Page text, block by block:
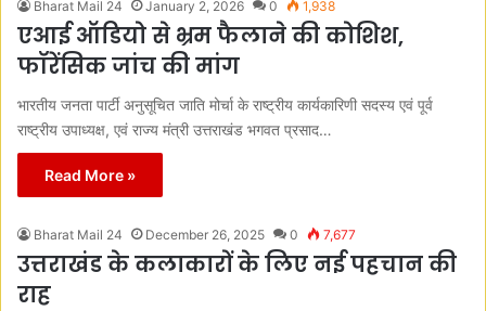
Bharat Mail 24 January 2, 2026 0 1,938
एआई ऑडियो से भ्रम फैलाने की कोशिश,
फॉरेंसिक जांच की मांग
भारतीय जनता पार्टी अनुसूचित जाति मोर्चा के राष्ट्रीय कार्यकारिणी सदस्य एवं पूर्व
राष्ट्रीय उपाध्यक्ष, एवं राज्य मंत्री उत्तराखंड भगवत प्रसाद…
Read More »
Bharat Mail 24 December 26, 2025 0 7,677
उत्तराखंड के कलाकारों के लिए नई पहचान की
राह